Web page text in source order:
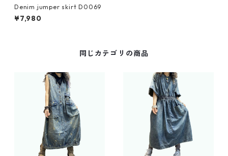
Denim jumper skirt D0069
¥7,980
同じカテゴリの商品